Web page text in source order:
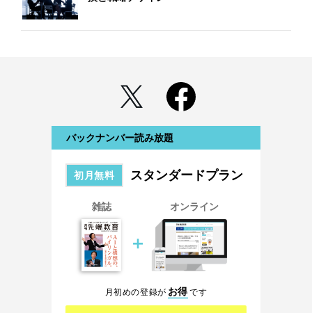
バックナンバー読み放題
初月無料 スタンダードプラン
雑誌
＋
オンライン
月初めの登録が お得です